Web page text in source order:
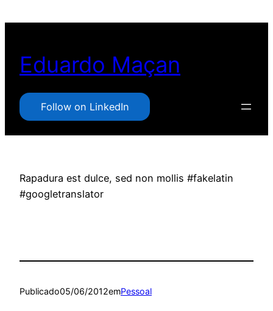
conteúdo
Eduardo Maçan
Follow on LinkedIn
Rapadura est dulce, sed non mollis #fakelatin
#googletranslator
Publicado05/06/2012emPessoal